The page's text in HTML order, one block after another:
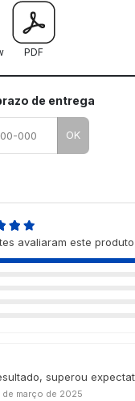
PDF
de entrega
OK
avaliaram este produto
superou
de março de 2025